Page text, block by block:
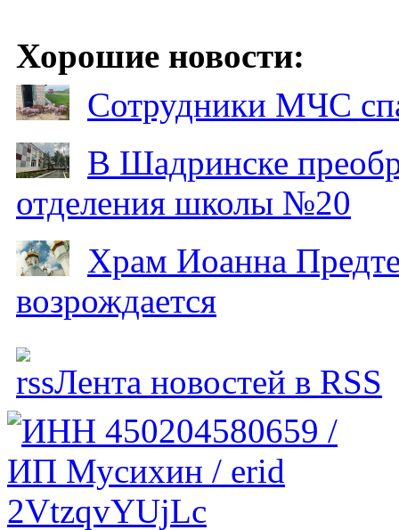
Хорошие новости:
Сотрудники МЧС
В Шадринске
отделения школы №20
Храм Иоанна
возрождается
Лента новостей в RSS